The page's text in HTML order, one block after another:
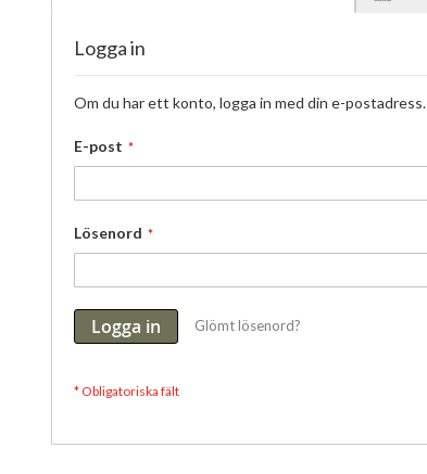
Logga in
Om du har ett konto, logga in med din e-postadress.
E-post
Lösenord
Logga in Glömt lösenord?